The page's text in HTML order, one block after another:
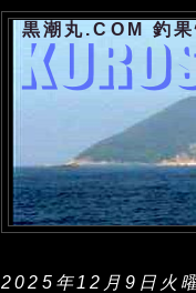
黒潮丸.COM 釣
2025年12月9日火